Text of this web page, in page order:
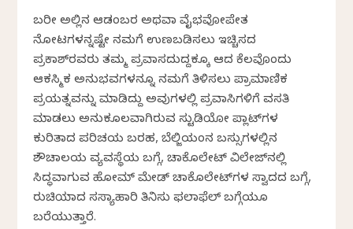
ಬರೀ ಅಲ್ಲಿನ ಆಡಂಬರ ಅಥವಾ ವೈಭವೋಪೇತ
ನೋಟಗಳನ್ನಷ್ಟೇ ನಮಗೆ ಉಣಬಡಿಸಲು ಇಚ್ಚಿಸದ
ಪ್ರಕಾಶ್‌ರವರು ತಮ್ಮ ಪ್ರವಾಸದುದ್ದಕ್ಕೂ ಆದ ಕೆಲವೊಂದು
ಆಕಸ್ಮಿಕ ಅನುಭವಗಳನ್ನೂ ನಮಗೆ ತಿಳಿಸಲು ಪ್ರಾಮಾಣಿಕ
ಪ್ರಯತ್ನವನ್ನು ಮಾಡಿದ್ದು ಅವುಗಳಲ್ಲಿ ಪ್ರವಾಸಿಗಳಿಗೆ ವಸತಿ
ಮಾಡಲು ಅನುಕೂಲವಾಗಿರುವ ಸ್ಟುಡಿಯೋ ಪ್ಲಾಟ್‌ಗಳ
ಕುರಿತಾದ ಪರಿಚಯ ಬರಹ, ಬೆಲ್ಜಿಯಂನ ಬಸ್ಸುಗಳಲ್ಲಿನ
ಶೌಚಾಲಯ ವ್ಯವಸ್ಥೆಯ ಬಗ್ಗೆ, ಚಾಕೊಲೇಟ್ ವಿಲೇಜ್‌ನಲ್ಲಿ
ಸಿದ್ಧವಾಗುವ ಹೋಮ್ ಮೇಡ್ ಚಾಕೊಲೇಟ್‌ಗಳ ಸ್ವಾದದ ಬಗ್ಗೆ,
ರುಚಿಯಾದ ಸಸ್ಯಾಹಾರಿ ತಿನಿಸು ಫಲಾಫೆಲ್ ಬಗ್ಗೆಯೂ
ಬರೆಯುತ್ತಾರೆ.